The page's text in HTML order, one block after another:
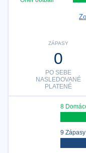
ZÁPASY
0
PO SEBE
NASLEDOVANÉ
PLATENÉ
8
9